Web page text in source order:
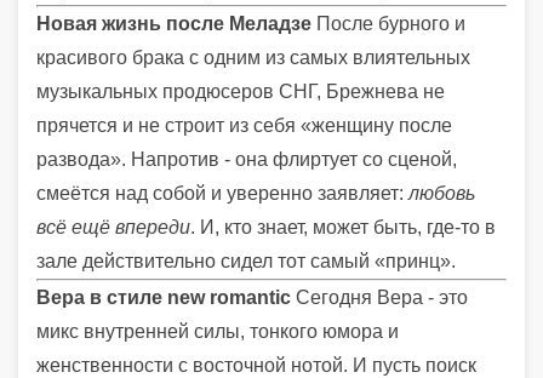
Новая жизнь после Меладзе После бурного и
красивого брака с одним из самых влиятельных
музыкальных продюсеров СНГ, Брежнева не
прячется и не строит из себя «женщину после
развода». Напротив - она флиртует со сценой,
смеётся над собой и уверенно заявляет:любовь
всё ещё впереди. И, кто знает, может быть, где-то в
зале действительно сидел тот самый «принц».
Вера в стиле new romantic Сегодня Вера - это
микс внутренней силы, тонкого юмора и
женственности с восточной нотой. И пусть поиск